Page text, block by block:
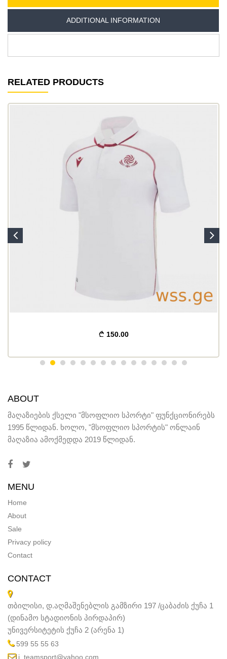
ADDITIONAL INFORMATION
RELATED PRODUCTS
150.00
ABOUT
მაღაზიების ქსელი "მსოფლიო სპორტი" ფუნქციონირებს
1995 წლიდან. ხოლო, "მსოფლიო სპორტის" ონლაინ
მაღაზია ამოქმედდა 2019 წლიდან.
MENU
Home
About
Sale
Privacy policy
Contact
CONTACT
თბილისი, დ.აღმაშენებლის გამზირი 197 /ცაბაძის ქუჩა 1
(დინამო სტადიონის პირდაპირ)
უნივერსიტეტის ქუჩა 2 (არენა 1)
599 55 55 63
i_teamsport@yahoo.com